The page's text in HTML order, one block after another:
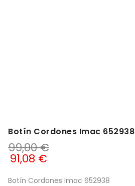
Botín Cordones Imac 652938
99,00€
91,08 €
Botín Cordones Imac 652938